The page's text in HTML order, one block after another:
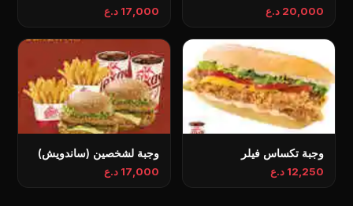
20,000 د.ع 17,000 د.ع
وجبة تکساس فیلر
12,250 د.ع
وجبة لشخصين (ساندويش)
17,000 د.ع